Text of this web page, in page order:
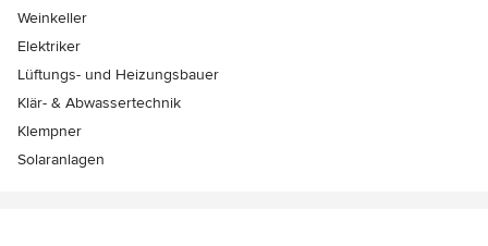
Weinkeller
Elektriker
Lüftungs- und Heizungsbauer
Klär- & Abwassertechnik
Klempner
Solaranlagen